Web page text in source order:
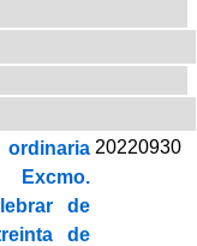
ordinaria
de
de
20220930